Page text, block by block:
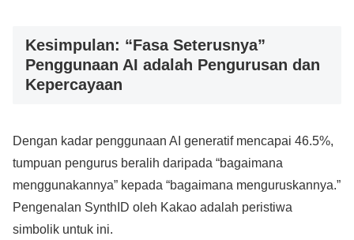
Kesimpulan: “Fasa Seterusnya”
Penggunaan AI adalah Pengurusan dan
Kepercayaan
Dengan kadar penggunaan AI generatif mencapai 46.5%,
tumpuan pengurus beralih daripada “bagaimana
menggunakannya” kepada “bagaimana menguruskannya.”
Pengenalan SynthID oleh Kakao adalah peristiwa
simbolik untuk ini.